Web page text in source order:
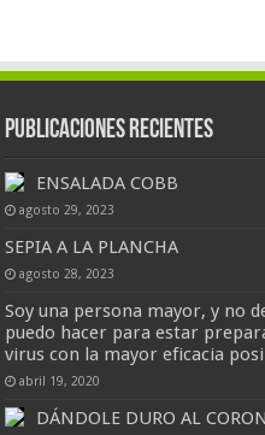
Publicaciones Recientes
ENSALADA COBB
agosto 29, 2023
SEPIA A LA PLANCHA
agosto 28, 2023
Soy una persona mayor, y no
puedo hacer para estar
virus con la mayor eficacia
abril 19, 2020
DÁNDOLE DURO AL